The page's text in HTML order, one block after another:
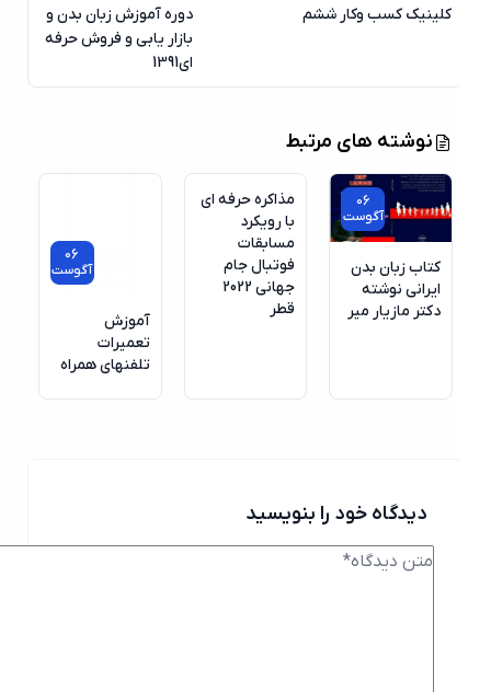
کلینیک کسب وکار ششم
دوره آموزش زبان بدن و
بازار یابی و فروش حرفه
نوشته های مرتبط
06
آگوست
کتاب زبان بدن
ایرانی نوشته
دکتر مازیار میر
مذاکره حرفه ای
با رویکرد
مسابقات
فوتبال جام
جهانی 2022
آگوست
آموزش
تعمیرات
تلفنهای همراه
دیدگاه خود را بنویسید